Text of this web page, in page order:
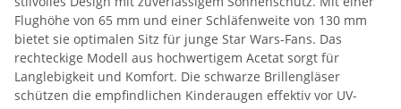
Flughöhe von 65 mm und einer Schläfenweite von 130 mm
bietet sie optimalen Sitz für junge Star Wars-Fans. Das
rechteckige Modell aus hochwertigem Acetat sorgt für
Langlebigkeit und Komfort. Die schwarze Brillengläser
schützen die empfindlichen Kinderaugen effektiv vor UV-